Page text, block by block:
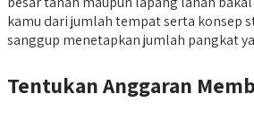
kamu dari jumlah tempat serta konsep
sanggup menetapkan jumlah pangkat
Tentukan Anggaran